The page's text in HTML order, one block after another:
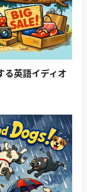
る英語イディオ